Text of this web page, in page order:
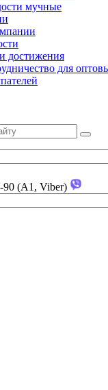
мучные
достижения
для
90 (A1, Viber)